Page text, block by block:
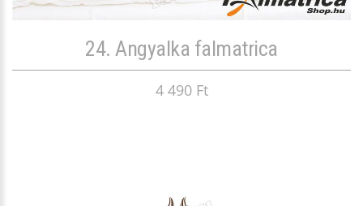
24. Angyalka falmatrica
4 490 Ft